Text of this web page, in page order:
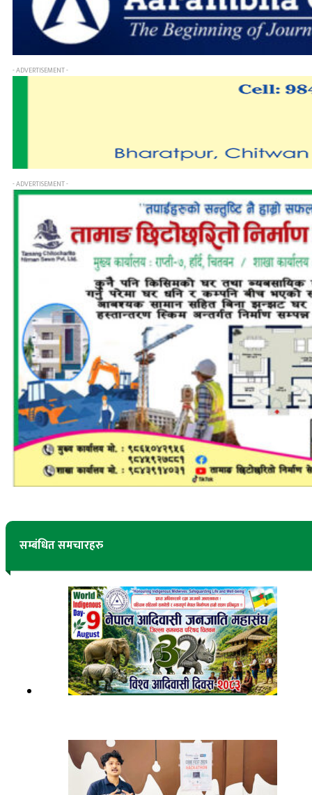
- ADVERTISEMENT -
- ADVERTISEMENT -
सम्बंधित समचारहरु